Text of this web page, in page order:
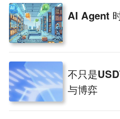
AI Agent
不只是
与博弈